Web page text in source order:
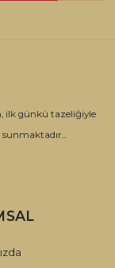
ilk günkü tazeliğiyle